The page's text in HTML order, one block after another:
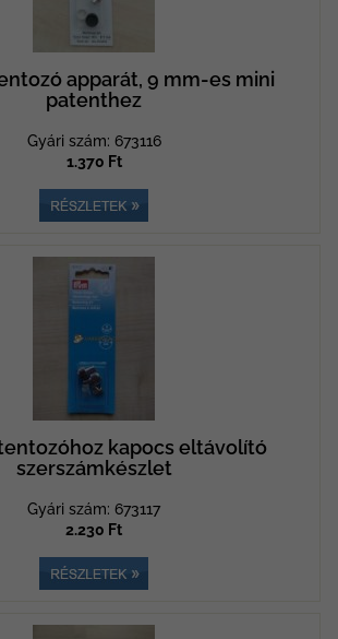
apparát, 9 mm-es mini
patenthez
Gyári szám: 673116
1.370 Ft
kapocs eltávolító
szerszámkészlet
Gyári szám: 673117
2.230 Ft